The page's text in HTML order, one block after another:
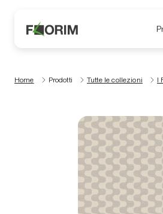
Home Prodotti Tutte le collezioni I